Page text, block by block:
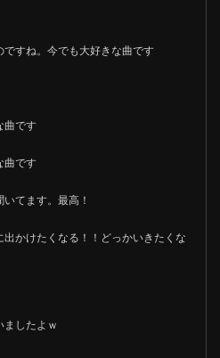
すね。今でも大好きな曲です
曲です
曲です
てます。最高！
かけたくなる！！どっかいきたくな
ましたよｗ